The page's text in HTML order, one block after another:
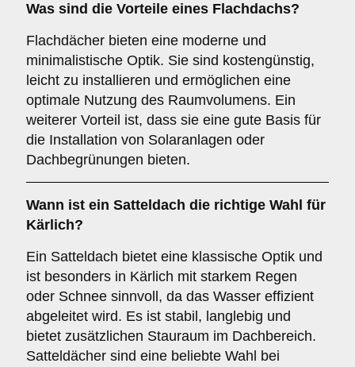
Was sind die Vorteile eines Flachdachs?
Flachdächer bieten eine moderne und
minimalistische Optik. Sie sind kostengünstig,
leicht zu installieren und ermöglichen eine
optimale Nutzung des Raumvolumens. Ein
weiterer Vorteil ist, dass sie eine gute Basis für
die Installation von Solaranlagen oder
Dachbegrünungen bieten.
Wann ist ein Satteldach die richtige Wahl für
Kärlich?
Ein Satteldach bietet eine klassische Optik und
ist besonders in Kärlich mit starkem Regen
oder Schnee sinnvoll, da das Wasser effizient
abgeleitet wird. Es ist stabil, langlebig und
bietet zusätzlichen Stauraum im Dachbereich.
Satteldächer sind eine beliebte Wahl bei